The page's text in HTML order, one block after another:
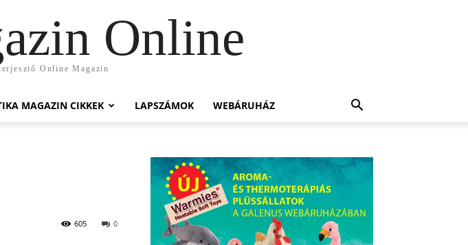
Online
Online Magazin
MAGAZIN CIKKEK LAPSZÁMOK WEBÁRUHÁZ
0
605